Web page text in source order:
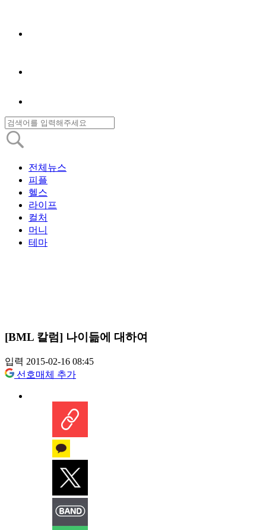
전체뉴스
피플
헬스
라이프
컬처
머니
테마
[BML 칼럼] 나이듦에 대하여
입력 2015-02-16 08:45
선호매체 추가